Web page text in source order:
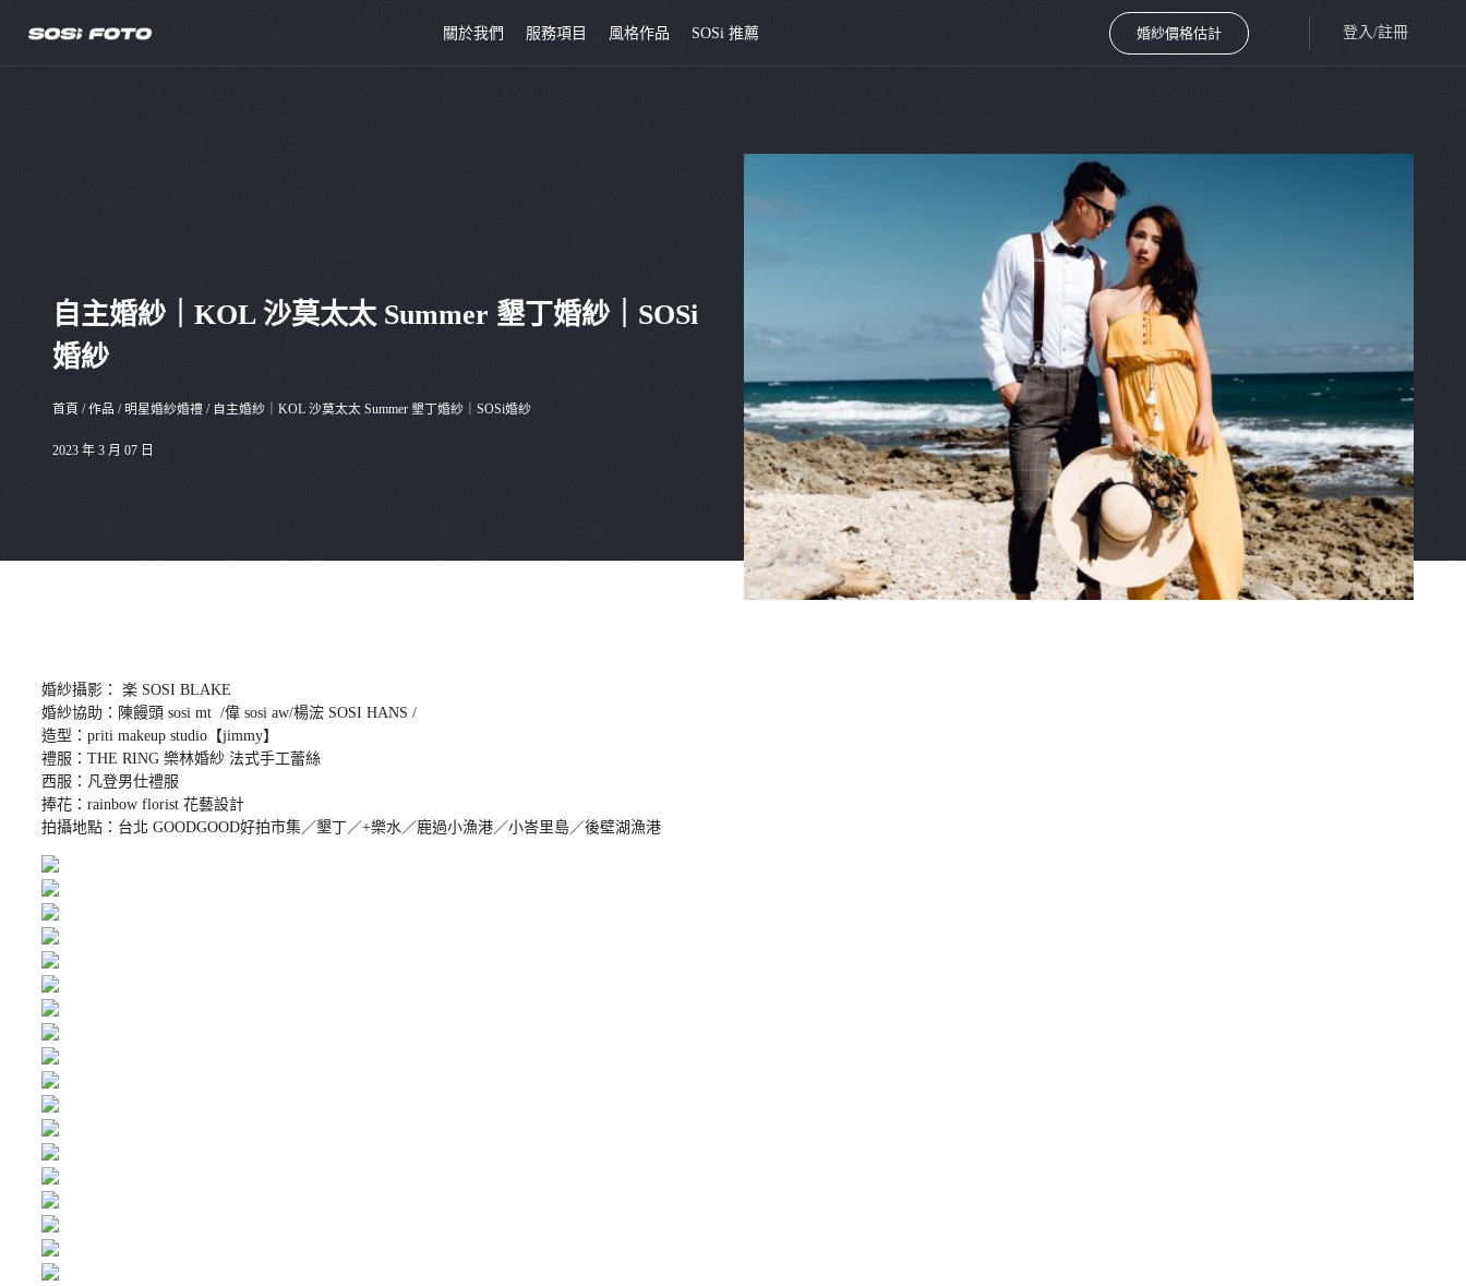
關於我們 服務項目 風格作品 SOSi 推薦 婚紗價格估計 登入/註冊
自主婚紗｜KOL 沙莫太太 Summer 墾丁婚紗｜SOSi
婚紗
首頁 /作品 / 明星婚紗婚禮 / 自主婚紗｜KOL 沙莫太太 Summer 墾丁婚紗｜SOSi婚紗
2023 年 3 月 07 日
婚紗攝影： 楽 SOSI BLAKE
婚紗協助：陳饅頭 sosi mt /偉 sosi aw/楊浤 SOSI HANS /
造型：priti makeup studio【jimmy】
禮服：THE RING 樂林婚紗 法式手工蕾絲
西服：凡登男仕禮服
捧花：rainbow florist 花藝設計
拍攝地點：台北 GOODGOOD好拍市集／墾丁／+樂水／鹿過小漁港／小峇里島／後壁湖漁港